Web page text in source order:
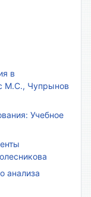
в
М.С., Чупрынов
Учебное
анализа